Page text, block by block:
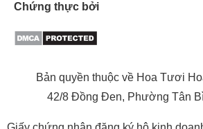
Chứng thực bởi
Bản quyền thuộc về Hoa Tươi
42/8 Đồng Đen, Phường Tân